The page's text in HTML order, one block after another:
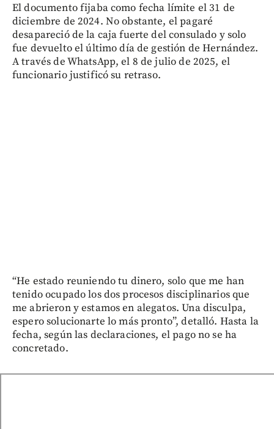
El documento fijaba como fecha límite el 31 de
diciembre de 2024. No obstante, el pagaré
desapareció de la caja fuerte del consulado y solo
fue devuelto el último día de gestión de Hernández.
A través de WhatsApp, el 8 de julio de 2025, el
funcionario justificó su retraso.
“He estado reuniendo tu dinero, solo que me han
tenido ocupado los dos procesos disciplinarios que
me abrieron y estamos en alegatos. Una disculpa,
espero solucionarte lo más pronto”, detalló. Hasta la
fecha, según las declaraciones, el pago no se ha
concretado.